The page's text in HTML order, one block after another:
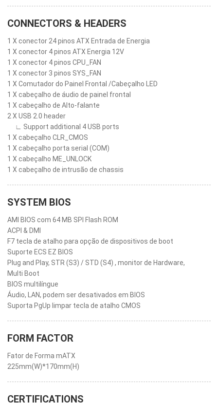
CONNECTORS & HEADERS
1 X conector 24 pinos ATX Entrada de Energia
1 X conector 4 pinos ATX Energia 12V
1 X conector 4 pinos CPU_FAN
1 X conector 3 pinos SYS_FAN
1 X Comutador do Painel Frontal /Cabeçalho LED
1 X cabeçalho de áudio de painel frontal
1 X cabeçalho de Alto-falante
2 X USB 2.0 header
∟ Support additional 4 USB ports
1 X cabeçalho CLR_CMOS
1 X cabeçalho porta serial (COM)
1 X cabeçalho ME_UNLOCK
1 X cabeçalho de intrusão de chassis
SYSTEM BIOS
AMI BIOS com 64 MB SPI Flash ROM
ACPI & DMI
F7 tecla de atalho para opção de dispositivos de boot
Suporte ECS EZ BIOS
Plug and Play, STR (S3) / STD (S4) , monitor de Hardware,
Multi Boot
BIOS multilíngue
Áudio, LAN, podem ser desativados em BIOS
Suporta PgUp limpar tecla de atalho CMOS
FORM FACTOR
Fator de Forma mATX
225mm(W)*170mm(H)
CERTIFICATIONS